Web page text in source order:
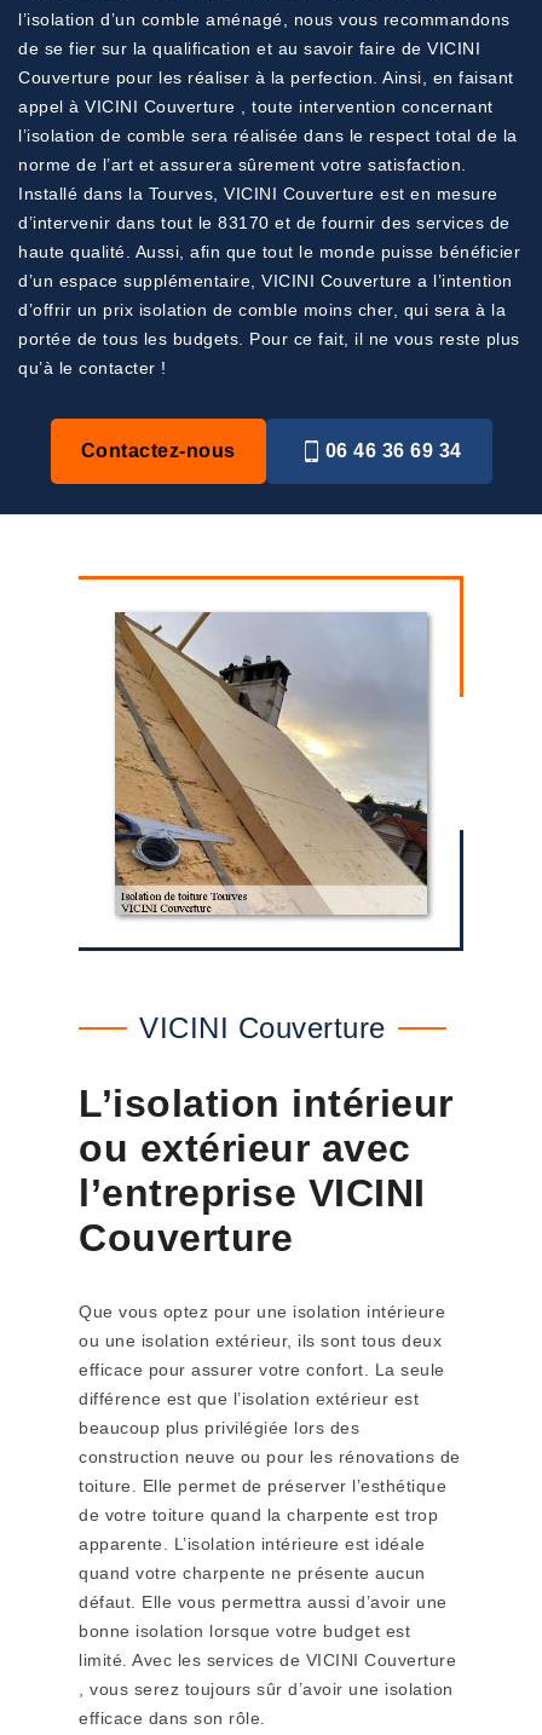
l’isolation d’un comble aménagé, nous vous recommandons
de se fier sur la qualification et au savoir faire de VICINI
Couverture pour les réaliser à la perfection. Ainsi, en faisant
appel à VICINI Couverture , toute intervention concernant
l’isolation de comble sera réalisée dans le respect total de la
norme de l’art et assurera sûrement votre satisfaction.
Installé dans la Tourves, VICINI Couverture est en mesure
d’intervenir dans tout le 83170 et de fournir des services de
haute qualité. Aussi, afin que tout le monde puisse bénéficier
d’un espace supplémentaire, VICINI Couverture a l’intention
d’offrir un prix isolation de comble moins cher, qui sera à la
portée de tous les budgets. Pour ce fait, il ne vous reste plus
qu’à le contacter !
Contactez-nous 06 46 36 69 34
VICINI Couverture
L’isolation intérieur
ou extérieur avec
l’entreprise VICINI
Couverture
Que vous optez pour une isolation intérieure
ou une isolation extérieur, ils sont tous deux
efficace pour assurer votre confort. La seule
différence est que l’isolation extérieur est
beaucoup plus privilégiée lors des
construction neuve ou pour les rénovations de
toiture. Elle permet de préserver l’esthétique
de votre toiture quand la charpente est trop
apparente. L’isolation intérieure est idéale
quand votre charpente ne présente aucun
défaut. Elle vous permettra aussi d’avoir une
bonne isolation lorsque votre budget est
limité. Avec les services de VICINI Couverture
, vous serez toujours sûr d’avoir une isolation
efficace dans son rôle.